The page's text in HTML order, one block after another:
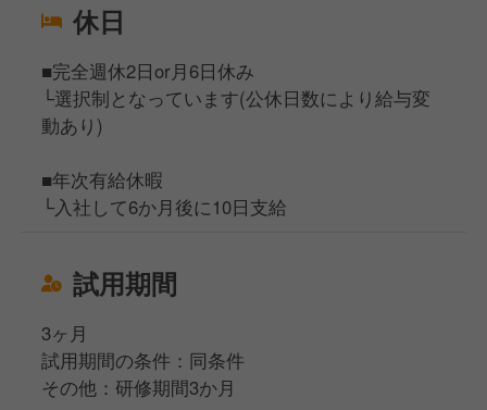
休日
■完全週休2日or月6日休み
└選択制となっています(公休日数により給与変
動あり)
■年次有給休暇
└入社して6か月後に10日支給
試用期間
3ヶ月
試用期間の条件：同条件
その他：研修期間3か月